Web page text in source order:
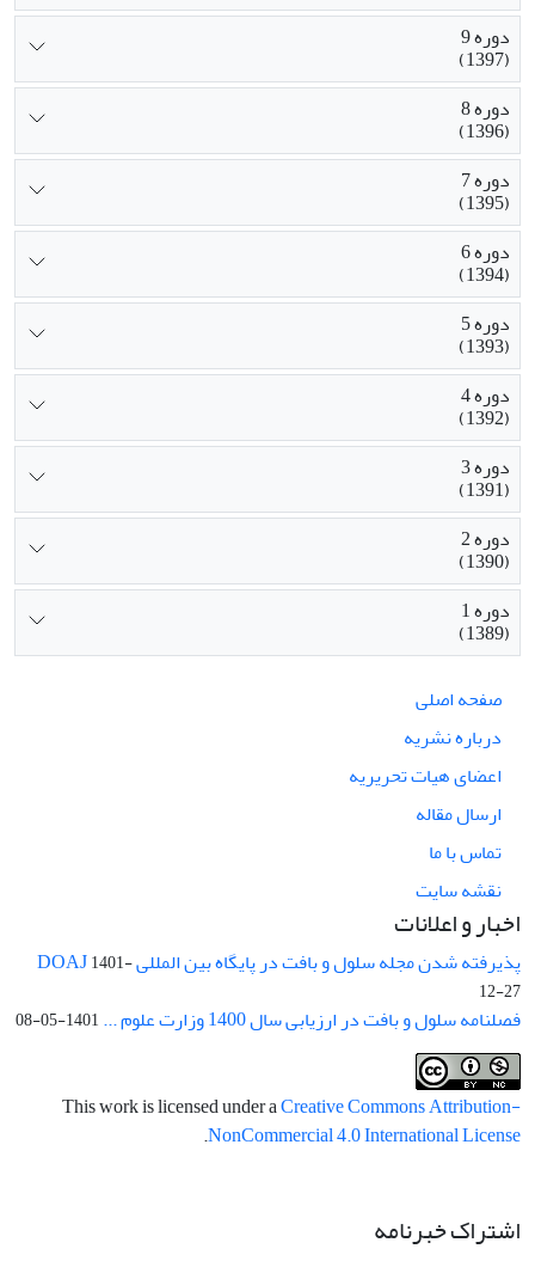
دوره 9
(1397)
دوره 8
(1396)
دوره 7
(1395)
دوره 6
(1394)
دوره 5
(1393)
دوره 4
(1392)
دوره 3
(1391)
دوره 2
(1390)
دوره 1
(1389)
صفحه اصلی
درباره نشریه
اعضای هیات تحریریه
ارسال مقاله
تماس با ما
نقشه سایت
اخبار و اعلانات
پذیرفته شدن مجله سلول و بافت در پایگاه بین المللی DOAJ1401-
12-27
فصلنامه سلول و بافت در ارزیابی سال 1400 وزارت علوم ... 1401-05-08
This work is licensed under aCreative Commons Attribution-
NonCommercial 4.0 International License
.
اشتراک خبرنامه